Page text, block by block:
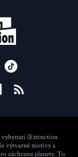
vyhynutí (Extinction
výtvarné motivy a
záchranu planety. To